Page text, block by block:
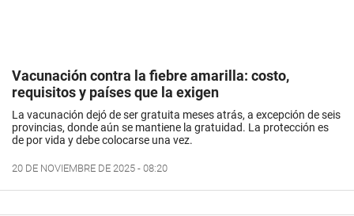
Vacunación contra la fiebre amarilla: costo,
requisitos y países que la exigen
La vacunación dejó de ser gratuita meses atrás, a excepción de seis
provincias, donde aún se mantiene la gratuidad. La protección es
de por vida y debe colocarse una vez.
20 DE NOVIEMBRE DE 2025 - 08:20